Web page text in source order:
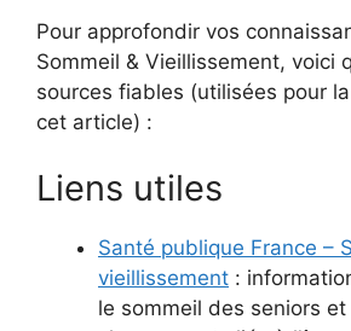
Pour approfondir vos
Sommeil & Vieillissement, voici
sources fiables (utilisées pour
cet article) :
Liens utiles
Santé publique France –
vieillissement :
le sommeil des seniors et